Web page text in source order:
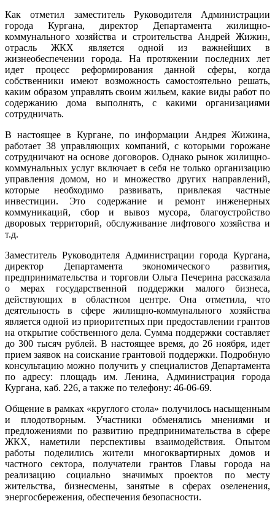
Как отметил заместитель Руководителя Администрации
города Кургана, директор Департамента жилищно-
коммунального хозяйства и строительства Андрей Жижин,
отрасль ЖКХ является одной из важнейших в
жизнеобеспечении города. На протяжении последних лет
идет процесс реформирования данной сферы, когда
собственники имеют возможность самостоятельно решать,
каким образом управлять своим жильем, какие виды работ по
содержанию дома выполнять, с какими организациями
сотрудничать.
В настоящее в Кургане, по информации Андрея Жижина,
работает 38 управляющих компаний, с которыми горожане
сотрудничают на основе договоров. Однако рынок жилищно-
коммунальных услуг включает в себя не только организацию
управления домом, но и множество других направлений,
которые необходимо развивать, привлекая частные
инвестиции. Это содержание и ремонт инженерных
коммуникаций, сбор и вывоз мусора, благоустройство
дворовых территорий, обслуживание лифтового хозяйства и
т.д.
Заместитель Руководителя Администрации города Кургана,
директор Департамента экономического развития,
предпринимательства и торговли Ольга Печерина рассказала
о мерах государственной поддержки малого бизнеса,
действующих в областном центре. Она отметила, что
деятельность в сфере жилищно-коммунального хозяйства
является одной из приоритетных при предоставлении грантов
на открытие собственного дела. Сумма поддержки составляет
до 300 тысяч рублей. В настоящее время, до 26 ноября, идет
прием заявок на соискание грантовой поддержки. Подробную
консультацию можно получить у специалистов Департамента
по адресу: площадь им. Ленина, Администрация города
Кургана, каб. 226, а также по телефону: 46-06-69.
Общение в рамках «круглого стола» получилось насыщенным
и плодотворным. Участники обменялись мнениями и
предложениями по развитию предпринимательства в сфере
ЖКХ, наметили перспективы взаимодействия. Опытом
работы поделились жители многоквартирных домов и
частного сектора, получатели грантов Главы города на
реализацию социально значимых проектов по месту
жительства, бизнесмены, занятые в сферах озеленения,
энергосбережения, обеспечения безопасности.